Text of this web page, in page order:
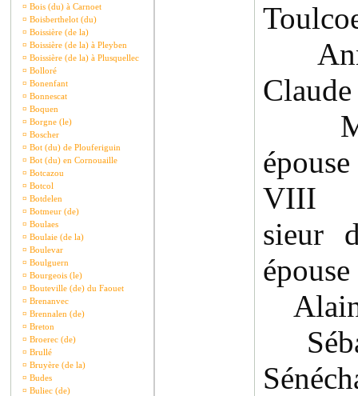
¤ Bois (du) à Carnoet
¤ Boisberthelot (du)
¤ Boissière (de la)
¤ Boissière (de la) à Pleyben
¤ Boissière (de la) à Plusquellec
¤ Bolloré
¤ Bonenfant
¤ Bonnescat
¤ Boquen
¤ Borgne (le)
¤ Boscher
¤ Bot (du) de Plouferiguin
¤ Bot (du) en Cornouaille
¤ Botcazou
¤ Botcol
¤ Botdelen
¤ Botmeur (de)
¤ Boulaes
¤ Boulaie (de la)
¤ Boulevar
¤ Boulguern
¤ Bourgeois (le)
¤ Bouteville (de) du Faouet
¤ Brenanvec
¤ Brennalen (de)
¤ Breton
¤ Broerec (de)
¤ Brullé
¤ Bruyère (de la)
¤ Budes
¤ Buliec (de)
VIII
sieur